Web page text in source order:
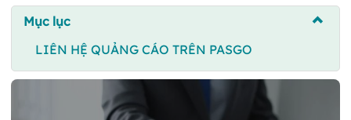
Mục lục
LIÊN HỆ QUẢNG CÁO TRÊN PASGO